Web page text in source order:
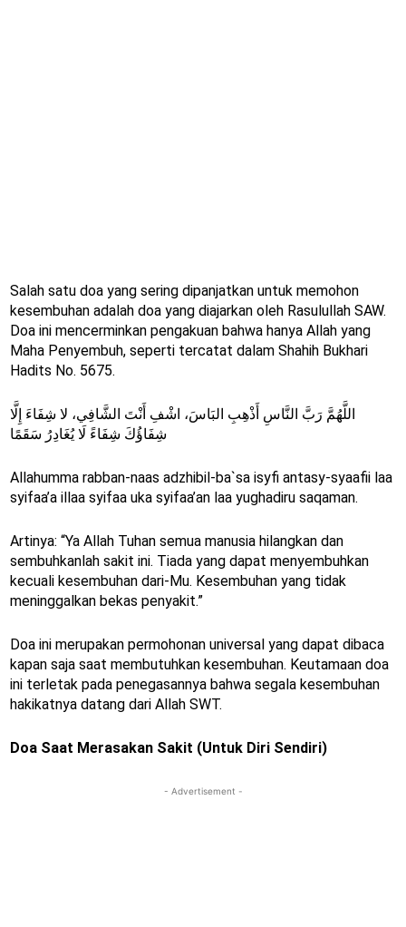
Salah satu doa yang sering dipanjatkan untuk memohon
kesembuhan adalah doa yang diajarkan oleh Rasulullah SAW.
Doa ini mencerminkan pengakuan bahwa hanya Allah yang
Maha Penyembuh, seperti tercatat dalam Shahih Bukhari
Hadits No. 5675.
اللَّهُمَّ رَبَّ النَّاسِ أَذْهِبِ البَاسَ، اشْفِ أَنْتَ الشَّافِي، لا شِفَاءَ إِلَّا
شِفَاؤُكَ شِفَاءً لَا يُغَادِرُ سَقَمًا
Allahumma rabban-naas adzhibil-ba`sa isyfi antasy-syaafii laa
syifaa’a illaa syifaa uka syifaa’an laa yughadiru saqaman.
Artinya: “Ya Allah Tuhan semua manusia hilangkan dan
sembuhkanlah sakit ini. Tiada yang dapat menyembuhkan
kecuali kesembuhan dari-Mu. Kesembuhan yang tidak
meninggalkan bekas penyakit.”
Doa ini merupakan permohonan universal yang dapat dibaca
kapan saja saat membutuhkan kesembuhan. Keutamaan doa
ini terletak pada penegasannya bahwa segala kesembuhan
hakikatnya datang dari Allah SWT.
Doa Saat Merasakan Sakit (Untuk Diri Sendiri)
- Advertisement -